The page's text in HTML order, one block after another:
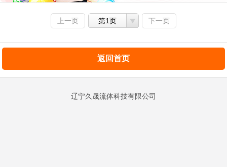
上一页 第1页 下一页
返回首页
辽宁久晟流体科技有限公司